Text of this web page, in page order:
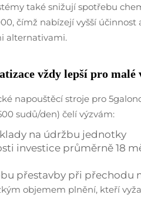
také snižují spotřebu
čímž nabízejí vyšší
alternativami.
vždy lepší pro malé
napouštěcí stroje pro
sudů/den) čelí výzvám:
na údržbu jednotky
investice průměrně 18
přestavby při přechodu
objemem plnění, kteří